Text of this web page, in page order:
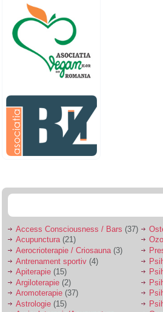
ani, privind in urma
realizez cat de multe
greseli am facut in
educatia si cresterea
ei, am fost o mama
egoista, preocupata
de implinirea
profesionala, cand ea
era mica am neglijat-
agresiva, orice
greseala era taxata cu
o palma sau pedepse.
De 4 ani am o relatie
serioasa cu un barbat
sa se manifeste o
Ma aflu aici pentru ca
vreau sa stiu daca am
nevoie de un psiholog
sau psihiatru.
Sunt casatorita, am
Access Consciousness / Bars (37)
Acupunctura(21)
Aerocrioterapie / Criosauna (3)
Antrenament sportiv (4)
Apiterapie (15)
Argiloterapie (2)
Aromoterapie (37)
Astrologie (15)